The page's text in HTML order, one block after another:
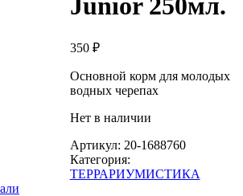
Junior 250мл.
350 ₽
Основной корм для молодых
водных черепах
Нет в наличии
Артикул: 20-1688760
Категория:
ТЕРРАРИУМИСТИКА